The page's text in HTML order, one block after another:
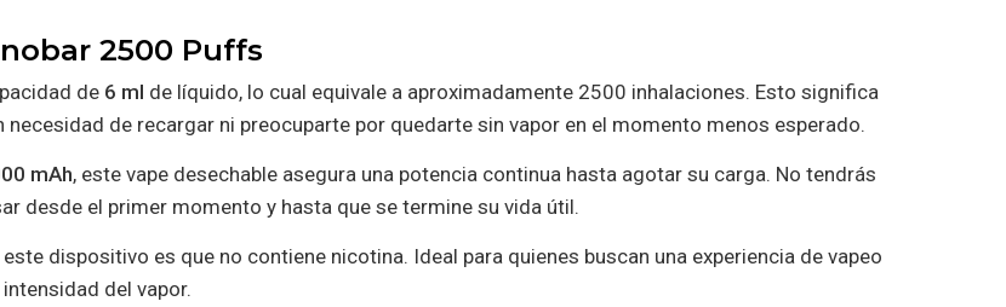
2500 Puffs
de 6 ml de líquido, lo cual equivale a aproximadamente 2500 inhalaciones. Esto significa
de recargar ni preocuparte por quedarte sin vapor en el momento menos esperado.
mAh, este vape desechable asegura una potencia continua hasta agotar su carga. No tendrás
desde el primer momento y hasta que se termine su vida útil.
dispositivo es que no contiene nicotina. Ideal para quienes buscan una experiencia de vapeo
del vapor.